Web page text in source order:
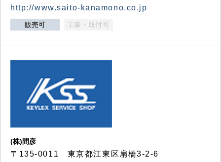
http://www.saito-kanamono.co.jp
販売可 工事・取付可
(株)間彦
〒135-0011 東京都江東区扇橋3-2-6